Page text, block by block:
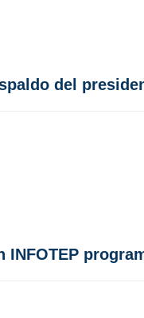
del